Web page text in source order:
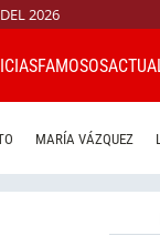
2026
FAMOSOS
MARÍA VÁZQUEZ